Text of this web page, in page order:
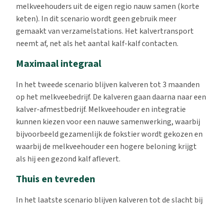
melkveehouders uit de eigen regio nauw samen (korte
keten). In dit scenario wordt geen gebruik meer
gemaakt van verzamelstations. Het kalvertransport
neemt af, net als het aantal kalf-kalf contacten.
Maximaal integraal
In het tweede scenario blijven kalveren tot 3 maanden
op het melkveebedrijf. De kalveren gaan daarna naar een
kalver-afmestbedrijf. Melkveehouder en integratie
kunnen kiezen voor een nauwe samenwerking, waarbij
bijvoorbeeld gezamenlijk de fokstier wordt gekozen en
waarbij de melkveehouder een hogere beloning krijgt
als hij een gezond kalf aflevert.
Thuis en tevreden
In het laatste scenario blijven kalveren tot de slacht bij